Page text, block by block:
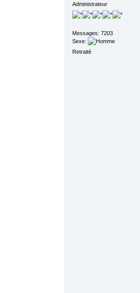
Administrateur
Messages: 7203
Sexe:
Retraité